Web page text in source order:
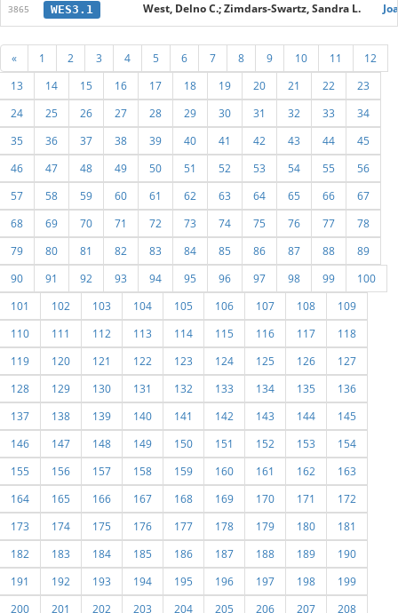
3865 WES3.1 West, Delno C.; Zimdars-Swartz, Sandra L.
« 1 2 3 4 5 6 7 8 9 10 11
12
13
14 15 16 17 18 19 20 21 22
23
24
25 26 27 28 29 30 31 32 33
34
35
36 37 38 39 40 41 42 43 44
45
46
47 48 49 50 51 52 53 54 55
56
57
58 59 60 61 62 63 64 65 66
67
68
69 70 71 72 73 74 75 76 77
78
79
80 81 82 83 84 85 86 87 88
89
90
91 92 93 94 95 96 97 98 99
100
101
102 103 104 105 106 107 108
109
110
111 112 113 114 115 116 117
118
119
120 121 122 123 124 125 126
127
128
129 130 131 132 133 134 135
136
137
138 139 140 141 142 143 144
145
146
147 148 149 150 151 152 153
154
155
156 157 158 159 160 161 162
163
164
165 166 167 168 169 170 171
172
173
174 175 176 177 178 179 180
181
182
183 184 185 186 187 188 189
190
191
192 193 194 195 196 197 198
199
200
201 202 203 204 205 206 207
208